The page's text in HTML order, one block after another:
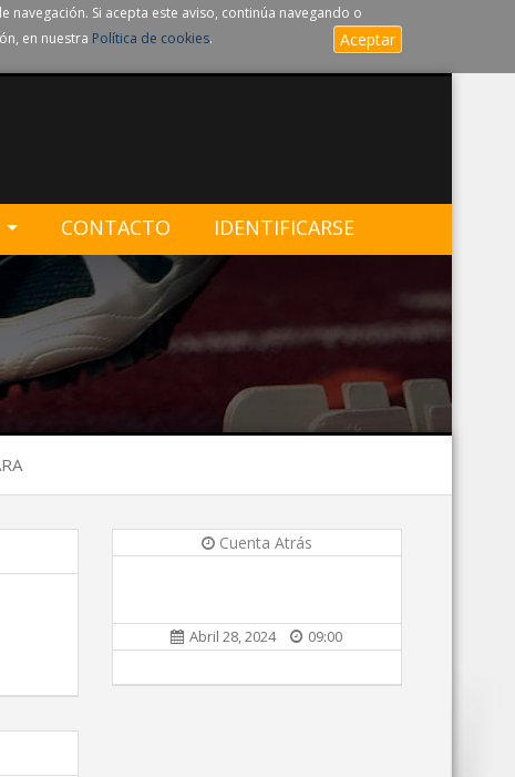
Si acepta este aviso, continúa navegando o
en nuestra Política de cookies. Aceptar
CONTACTO IDENTIFICARSE
Cuenta Atrás
Abril 28, 2024 09:00